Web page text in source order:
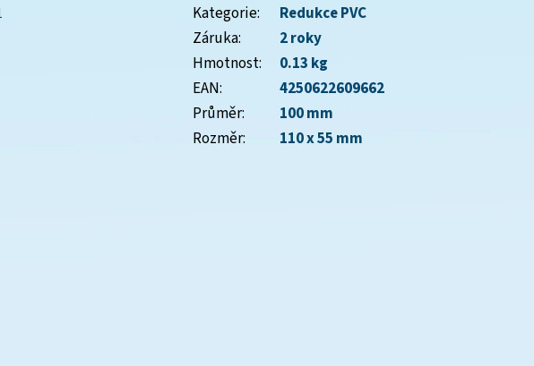
Kategorie:
Redukce PVC
Záruka:
2 roky
Hmotnost:
0.13 kg
EAN:
4250622609662
Průměr:
100 mm
Rozměr: 110 x 55 mm